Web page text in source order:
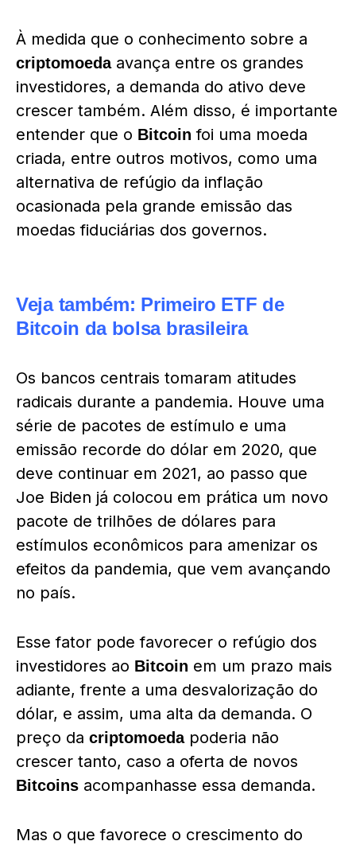
À medida que o conhecimento sobre a
criptomoedaavança entre os grandes
investidores, a demanda do ativo deve
crescer também. Além disso, é importante
entender que o Bitcoin foi uma moeda
criada, entre outros motivos, como uma
alternativa de refúgio da inflação
ocasionada pela grande emissão das
moedas fiduciárias dos governos.
Veja também: Primeiro ETF de
Bitcoin da bolsa brasileira
Os bancos centrais tomaram atitudes
radicais durante a pandemia. Houve uma
série de pacotes de estímulo e uma
emissão recorde do dólar em 2020, que
deve continuar em 2021, ao passo que
Joe Biden já colocou em prática um novo
pacote de trilhões de dólares para
estímulos econômicos para amenizar os
efeitos da pandemia, que vem avançando
no país.
Esse fator pode favorecer o refúgio dos
investidores ao Bitcoin em um prazo mais
adiante, frente a uma desvalorização do
dólar, e assim, uma alta da demanda. O
preço da criptomoedapoderia não
crescer tanto, caso a oferta de novos
Bitcoins acompanhasse essa demanda.
Mas o que favorece o crescimento do